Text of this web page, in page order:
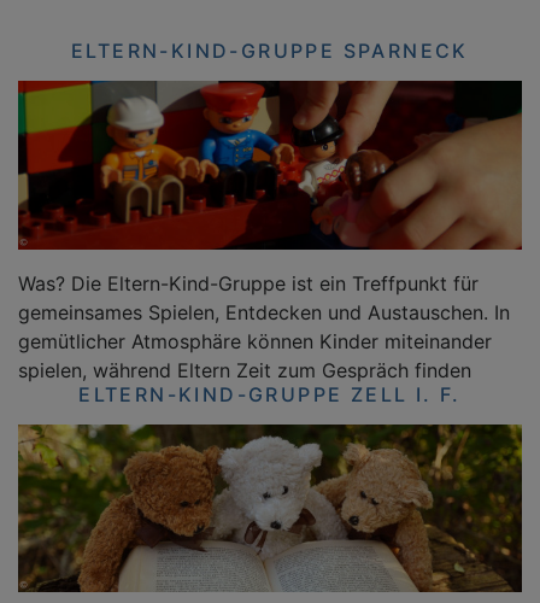
ELTERN-KIND-GRUPPE SPARNECK
Was? Die Eltern-Kind-Gruppe ist ein Treffpunkt für
gemeinsames Spielen, Entdecken und Austauschen. In
gemütlicher Atmosphäre können Kinder miteinander
spielen, während Eltern Zeit zum Gespräch finden
ELTERN-KIND-GRUPPE ZELL I. F.